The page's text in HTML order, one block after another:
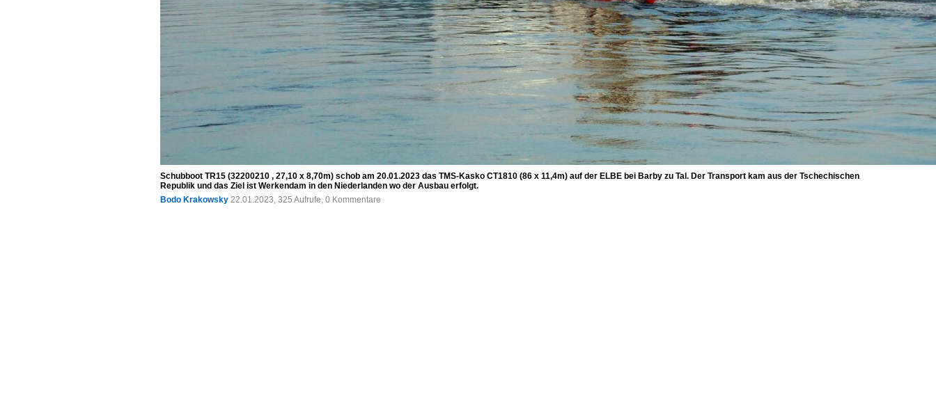
Schubboot TR15 (32200210 , 27,10 x 8,70m) schob am 20.01.2023 das TMS-Kasko CT1810 (86 x 11,4m) auf der ELBE bei Barby zu Tal. Der Transport kam aus der Tschechischen
Republik und das Ziel ist Werkendam in den Niederlanden wo der Ausbau erfolgt.
Bodo Krakowsky 22.01.2023, 325 Aufrufe, 0 Kommentare